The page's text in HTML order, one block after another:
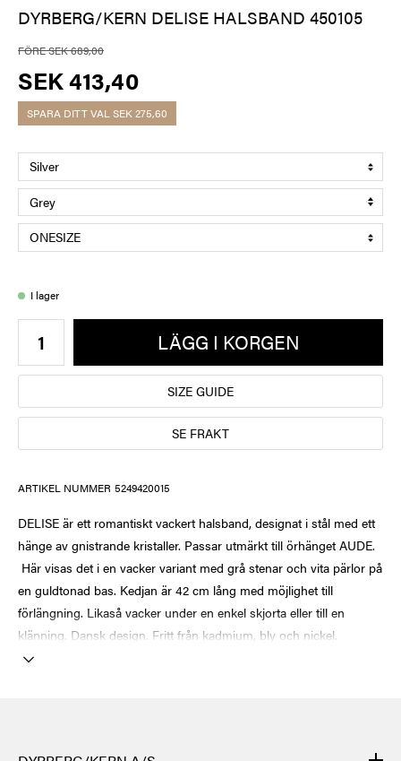
DYRBERG/KERN DELISE HALSBAND 450105
FÖRE SEK 689,00
SEK 413,40
SPARA DITT VALSEK 275,60
I lager
LÄGG I KORGEN
SIZE GUIDE
SE FRAKT
ARTIKEL NUMMER 5249420015
DELISE är ett romantiskt vackert halsband, designat i stål med ett
hänge av gnistrande kristaller. Passar utmärkt till örhänget AUDE.
Här visas det i en vacker variant med grå stenar och vita pärlor på
en guldtonad bas. Kedjan är 42 cm lång med möjlighet till
förlängning. Likaså vacker under en enkel skjorta eller till en
klänning. Dansk design. Fritt från kadmium, bly och nickel.